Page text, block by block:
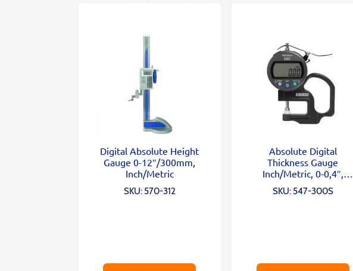
Digital Absolute Height
Gauge 0-12″/300mm,
Inch/Metric
SKU: 570-312
Absolute Digital
Thickness Gauge
Inch/Metric, 0-0,4″,
SKU: 547-300S